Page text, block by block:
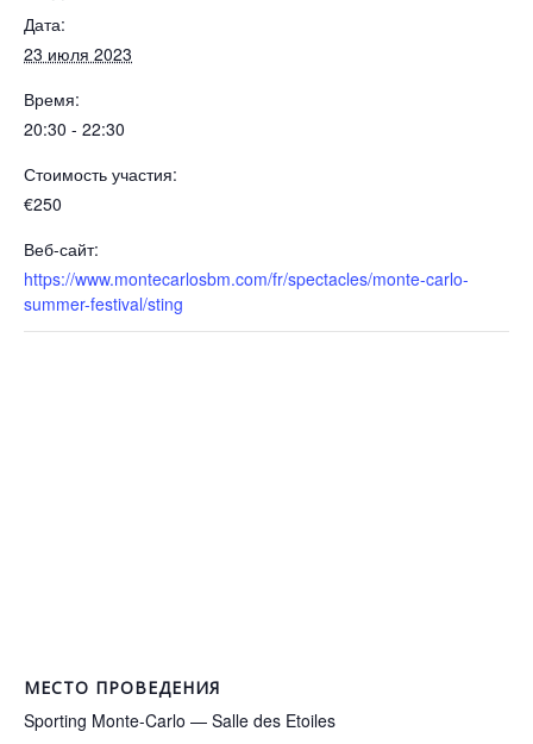
Дата:
23 июля 2023
Время:
20:30 - 22:30
Стоимость участия:
€250
Веб-сайт:
https://www.montecarlosbm.com/fr/spectacles/monte-carlo-
summer-festival/sting
МЕСТО ПРОВЕДЕНИЯ
Sporting Monte-Carlo — Salle des Etoiles